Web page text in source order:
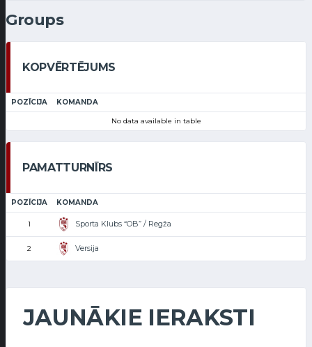
Groups
KOPVĒRTĒJUMS
POZĪCIJA KOMANDA
No data available in table
PAMATTURNĪRS
POZĪCIJA KOMANDA
1 Sporta Klubs “OB” / Regža
2 Versija
JAUNĀKIE IERAKSTI